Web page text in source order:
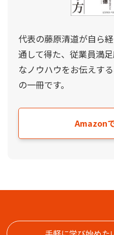
代表の藤原清道が自ら
通して得た、従業員満
なノウハウをお伝えす
の一冊です。
Amazon